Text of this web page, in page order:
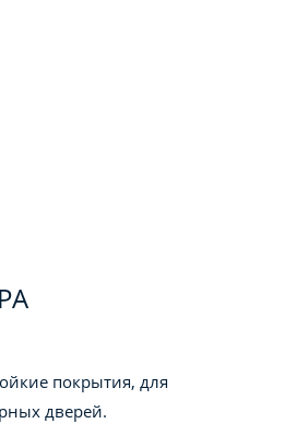
покрытия, для
дверей.